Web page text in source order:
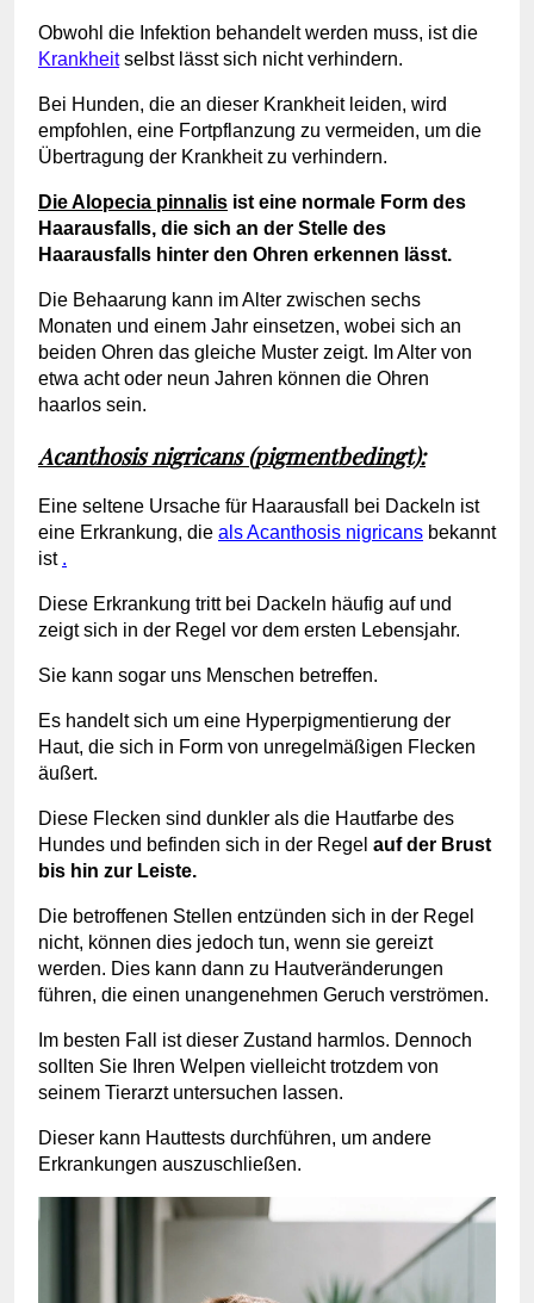
Obwohl die Infektion behandelt werden muss, ist die
Krankheitselbst lässt sich nicht verhindern.
Bei Hunden, die an dieser Krankheit leiden, wird
empfohlen, eine Fortpflanzung zu vermeiden, um die
Übertragung der Krankheit zu verhindern.
Die Alopecia pinnalis ist eine normale Form des
Haarausfalls, die sich an der Stelle des
Haarausfalls hinter den Ohren erkennen lässt.
Die Behaarung kann im Alter zwischen sechs
Monaten und einem Jahr einsetzen, wobei sich an
beiden Ohren das gleiche Muster zeigt. Im Alter von
etwa acht oder neun Jahren können die Ohren
haarlos sein.
Acanthosis nigricans (pigmentbedingt):
Eine seltene Ursache für Haarausfall bei Dackeln ist
eine Erkrankung, die als Acanthosis nigricans bekannt
ist .
Diese Erkrankung tritt bei Dackeln häufig auf und
zeigt sich in der Regel vor dem ersten Lebensjahr.
Sie kann sogar uns Menschen betreffen.
Es handelt sich um eine Hyperpigmentierung der
Haut, die sich in Form von unregelmäßigen Flecken
äußert.
Diese Flecken sind dunkler als die Hautfarbe des
Hundes und befinden sich in der Regel auf der Brust
bis hin zur Leiste.
Die betroffenen Stellen entzünden sich in der Regel
nicht, können dies jedoch tun, wenn sie gereizt
werden. Dies kann dann zu Hautveränderungen
führen, die einen unangenehmen Geruch verströmen.
Im besten Fall ist dieser Zustand harmlos. Dennoch
sollten Sie Ihren Welpen vielleicht trotzdem von
seinem Tierarzt untersuchen lassen.
Dieser kann Hauttests durchführen, um andere
Erkrankungen auszuschließen.